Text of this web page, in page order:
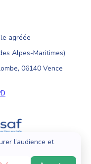
agréée
Alpes-Maritimes)
06140 Vence
l’audience et